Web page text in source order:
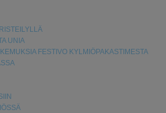
UNIA
FESTIVO KYLMIÖPAKASTIMESTA